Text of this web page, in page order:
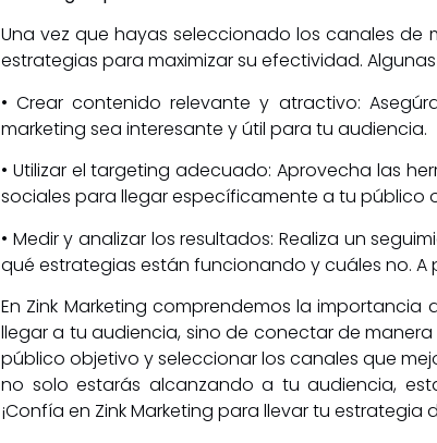
Una vez que hayas seleccionado los canales
estrategias para maximizar su efectividad.
• Crear contenido relevante y atractivo:
marketing sea interesante y útil para tu audiencia.
• Utilizar el targeting adecuado: Aprovecha las
sociales para llegar específicamente a tu público
• Medir y analizar los resultados: Realiza un
qué estrategias están funcionando y cuáles no.
En Zink Marketing comprendemos la
llegar a tu audiencia, sino de conectar de
público objetivo y seleccionar los canales que
no solo estarás alcanzando a tu audiencia,
¡Confía en Zink Marketing para llevar tu estrategia